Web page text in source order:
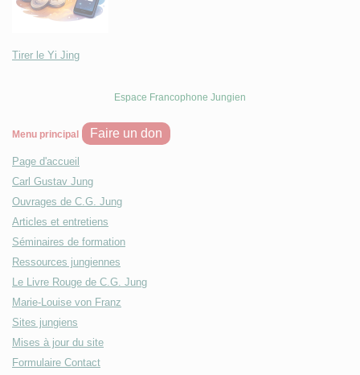
Tirer le Yi Jing
Espace Francophone Jungien
Menu principal Faire un don
Page d'accueil
Carl Gustav Jung
Ouvrages de C.G. Jung
Articles et entretiens
Séminaires de formation
Ressources jungiennes
Le Livre Rouge de C.G. Jung
Marie-Louise von Franz
Sites jungiens
Mises à jour du site
Formulaire Contact